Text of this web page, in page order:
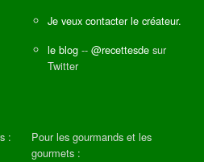
Je veux contacter le créateur.
le blog -- @recettesde sur
Twitter
:
Pour les gourmands et les
gourmets :